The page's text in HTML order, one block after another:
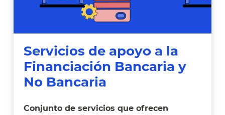
Servicios de apoyo a la
Financiación Bancaria y
No Bancaria
Conjunto de servicios que ofrecen